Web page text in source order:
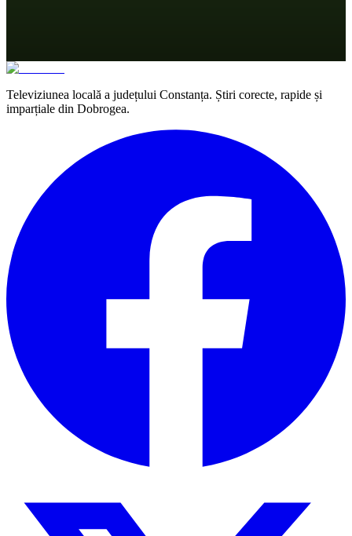
Televiziunea locală a județului Constanța. Știri corecte, rapide și
imparțiale din Dobrogea.